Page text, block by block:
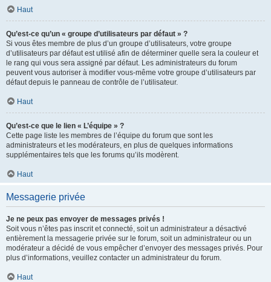
Haut
Qu’est-ce qu’un « groupe d’utilisateurs par défaut » ?
Si vous êtes membre de plus d’un groupe d’utilisateurs, votre groupe
d’utilisateurs par défaut est utilisé afin de déterminer quelle sera la couleur et
le rang qui vous sera assigné par défaut. Les administrateurs du forum
peuvent vous autoriser à modifier vous-même votre groupe d’utilisateurs par
défaut depuis le panneau de contrôle de l’utilisateur.
Haut
Qu’est-ce que le lien « L’équipe » ?
Cette page liste les membres de l’équipe du forum que sont les
administrateurs et les modérateurs, en plus de quelques informations
supplémentaires tels que les forums qu’ils modèrent.
Haut
Messagerie privée
Je ne peux pas envoyer de messages privés !
Soit vous n’êtes pas inscrit et connecté, soit un administrateur a désactivé
entièrement la messagerie privée sur le forum, soit un administrateur ou un
modérateur a décidé de vous empêcher d’envoyer des messages privés. Pour
plus d’informations, veuillez contacter un administrateur du forum.
Haut